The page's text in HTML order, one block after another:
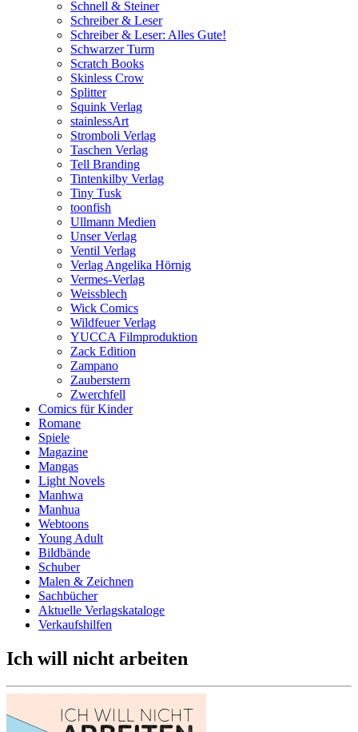
Schnell & Steiner
Schreiber & Leser
Schreiber & Leser: Alles Gute!
Schwarzer Turm
Scratch Books
Skinless Crow
Splitter
Squink Verlag
stainlessArt
Stromboli Verlag
Taschen Verlag
Tell Branding
Tintenkilby Verlag
Tiny Tusk
toonfish
Ullmann Medien
Unser Verlag
Ventil Verlag
Verlag Angelika Hörnig
Vermes-Verlag
Weissblech
Wick Comics
Wildfeuer Verlag
YUCCA Filmproduktion
Zack Edition
Zampano
Zauberstern
Zwerchfell
Comics für Kinder
Romane
Spiele
Magazine
Mangas
Light Novels
Manhwa
Manhua
Webtoons
Young Adult
Bildbände
Schuber
Malen & Zeichnen
Sachbücher
Aktuelle Verlagskataloge
Verkaufshilfen
Ich will nicht arbeiten